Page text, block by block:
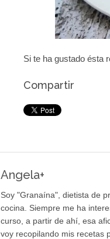
Si te ha gustado ésta
Compartir
Angela+
Soy "Granaína", dietista de
cocina. Siempre me ha
curso, a partir de ahí, esa
voy recopilando mis recetas